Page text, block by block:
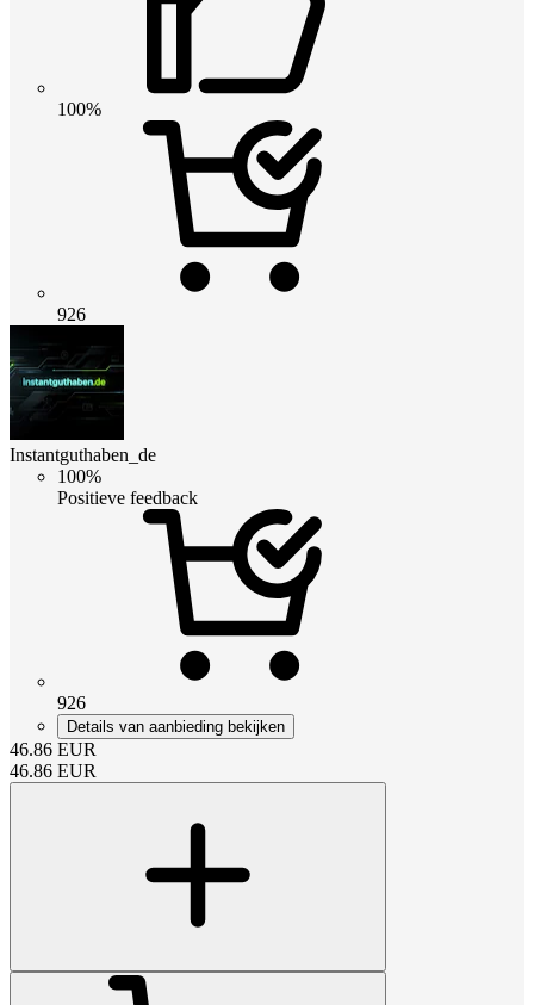
100%
926
Instantguthaben_de
100%
Positieve feedback
926
Details van aanbieding bekijken
46.86 EUR
46.86 EUR